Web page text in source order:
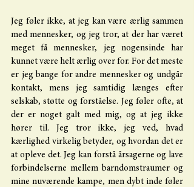
Jeg føler ikke, at jeg kan være ærlig sammen
med mennesker, og jeg tror, at der har været
meget få mennesker, jeg nogensinde har
kunnet være helt ærlig over for. For det meste
er jeg bange for andre mennesker og undgår
kontakt, mens jeg samtidig længes efter
selskab, støtte og forståelse. Jeg føler ofte, at
der er noget galt med mig, og at jeg ikke
hører til. Jeg tror ikke, jeg ved, hvad
kærlighed virkelig betyder, og hvordan det er
at opleve det. Jeg kan forstå årsagerne og lave
forbindelserne mellem barndomstraumer og
mine nuværende kampe, men dybt inde føler